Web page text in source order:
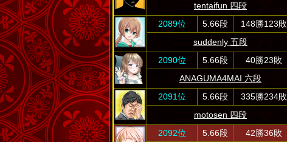
tentaifun 四段
2089位
5.66段
148勝123敗
suddenly 五段
2090位
5.66段
40勝23敗
ANAGUMA4MAI 六段
2091位
5.66段
335勝234敗
motosen 四段
2092位
5.66段
42勝36敗